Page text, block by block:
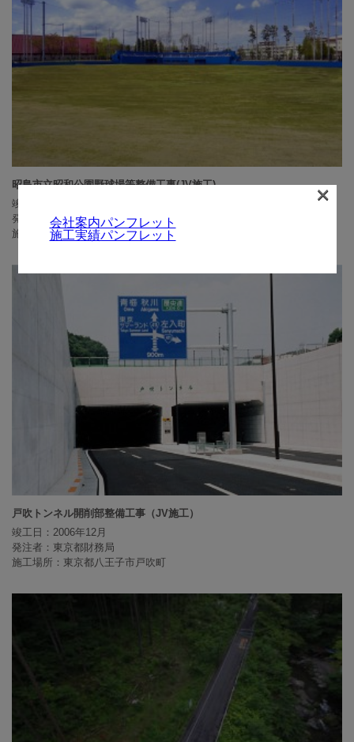
昭島市立昭和公園野球場等整備工事(JV施工)
竣工日：2010年03月
発注者：昭島市
施工場所：東京都昭島市東町
戸吹トンネル開削部整備工事（JV施工）
竣工日：2006年12月
発注者：東京都財務局
施工場所：東京都八王子市戸吹町
会社案内パンフレット
施工実績パンフレット
×